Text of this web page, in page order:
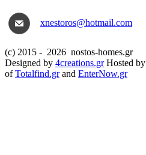
xnestoros@hotmail.com
(c) 2015 - 2026 nostos-homes.gr
Designed by 4creations.grHosted by
ofTotalfind.grand EnterNow.gr